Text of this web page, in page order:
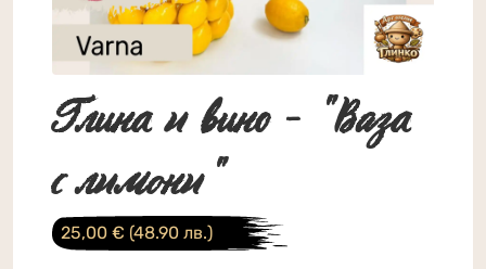
Глина и вино - "Ваза
с лимони"
25,00 € (48.90 лв.)